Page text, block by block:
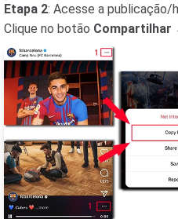
Etapa 2: Acesse a
Clique no botão Compartilhar